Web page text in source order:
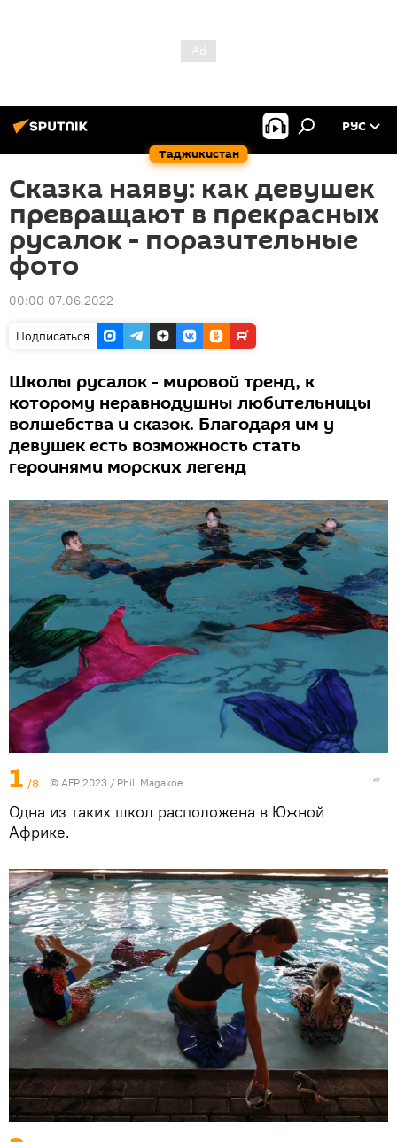
Таджикистан
РУС
Сказка наяву: как девушек
превращают в прекрасных
русалок - поразительные
фото
00:00 07.06.2022
Подписаться
Школы русалок - мировой тренд, к
которому неравнодушны любительницы
волшебства и сказок. Благодаря им у
девушек есть возможность стать
героинями морских легенд
1 /8 © AFP 2023 / Phill Magakoe
Одна из таких школ расположена в Южной
Африке.